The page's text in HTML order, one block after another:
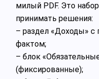
милый PDF. Это
принимать решения:
– раздел «Доходы»
фактом;
– блок
(фиксированные);